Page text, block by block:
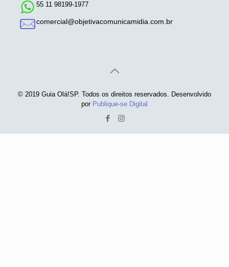
55 11 98199-1977
comercial@objetivacomunicamidia.com.br
© 2019 Guia Olá!SP. Todos os direitos reservados. Desenvolvido
por Publique-se Digital